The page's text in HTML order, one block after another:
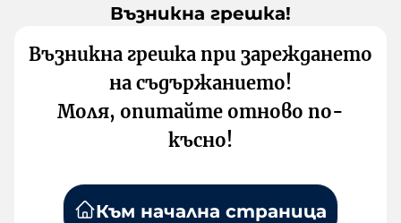
Възникна грешка!
Възникна грешка при зареждането
на съдържанието!
Моля, опитайте отново по-
късно!
Към начална страница